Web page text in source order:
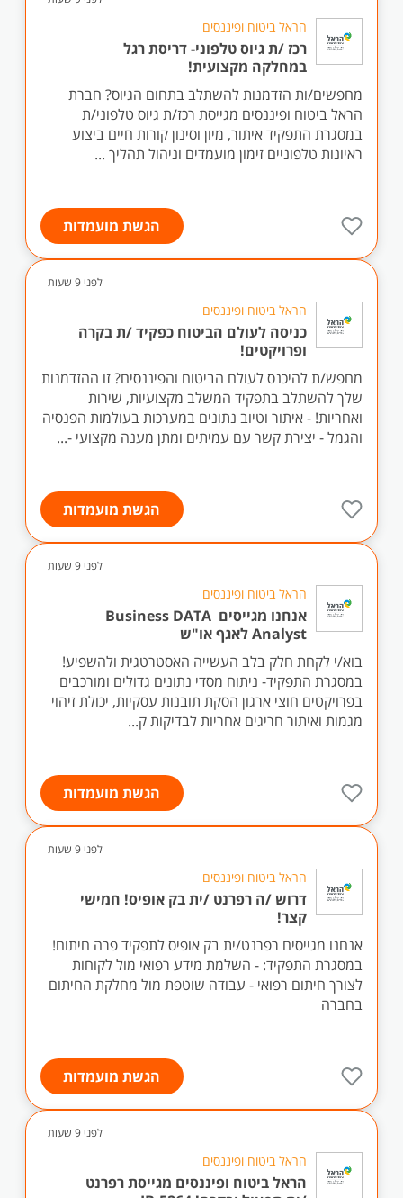
הראל ביטוח ופיננסים
רכז /ת גיוס טלפוני- דריסת רגל
במחלקה מקצועית!
מחפשים/ות הזדמנות להשתלב בתחום הגיוס? חברת
הראל ביטוח ופיננסים מגייסת רכז/ת גיוס טלפוני/ת
במסגרת התפקיד איתור, מיון וסינון קורות חיים ביצוע
ראיונות טלפוניים זימון מועמדים וניהול תהליך ...
הגשת מועמדות
לפני 9 שעות
הראל ביטוח ופיננסים
כניסה לעולם הביטוח כפקיד /ת בקרה
ופרויקטים!
מחפש/ת להיכנס לעולם הביטוח והפיננסים? זו ההזדמנות
שלך להשתלב בתפקיד המשלב מקצועיות, שירות
ואחריות! - איתור וטיוב נתונים במערכות בעולמות הפנסיה
והגמל - יצירת קשר עם עמיתים ומתן מענה מקצועי -...
הגשת מועמדות
לפני 9 שעות
הראל ביטוח ופיננסים
אנחנו מגייסים Business DATA
Analyst לאגף או"ש
בוא/י לקחת חלק בלב העשייה האסטרטגית ולהשפיע!
במסגרת התפקיד- ניתוח מסדי נתונים גדולים ומורכבים
בפרויקטים חוצי ארגון הסקת תובנות עסקיות, יכולת זיהוי
מגמות ואיתור חריגים אחריות לבדיקות ק...
הגשת מועמדות
לפני 9 שעות
הראל ביטוח ופיננסים
דרוש /ה רפרנט /ית בק אופיס! חמישי
קצר!
אנחנו מגייסים רפרנט/ית בק אופיס לתפקיד פרה חיתום!
במסגרת התפקיד: - השלמת מידע רפואי מול לקוחות
לצורך חיתום רפואי - עבודה שוטפת מול מחלקת החיתום
בחברה
הגשת מועמדות
לפני 9 שעות
הראל ביטוח ופיננסים
הראל ביטוח ופיננסים מגייסת רפרנט